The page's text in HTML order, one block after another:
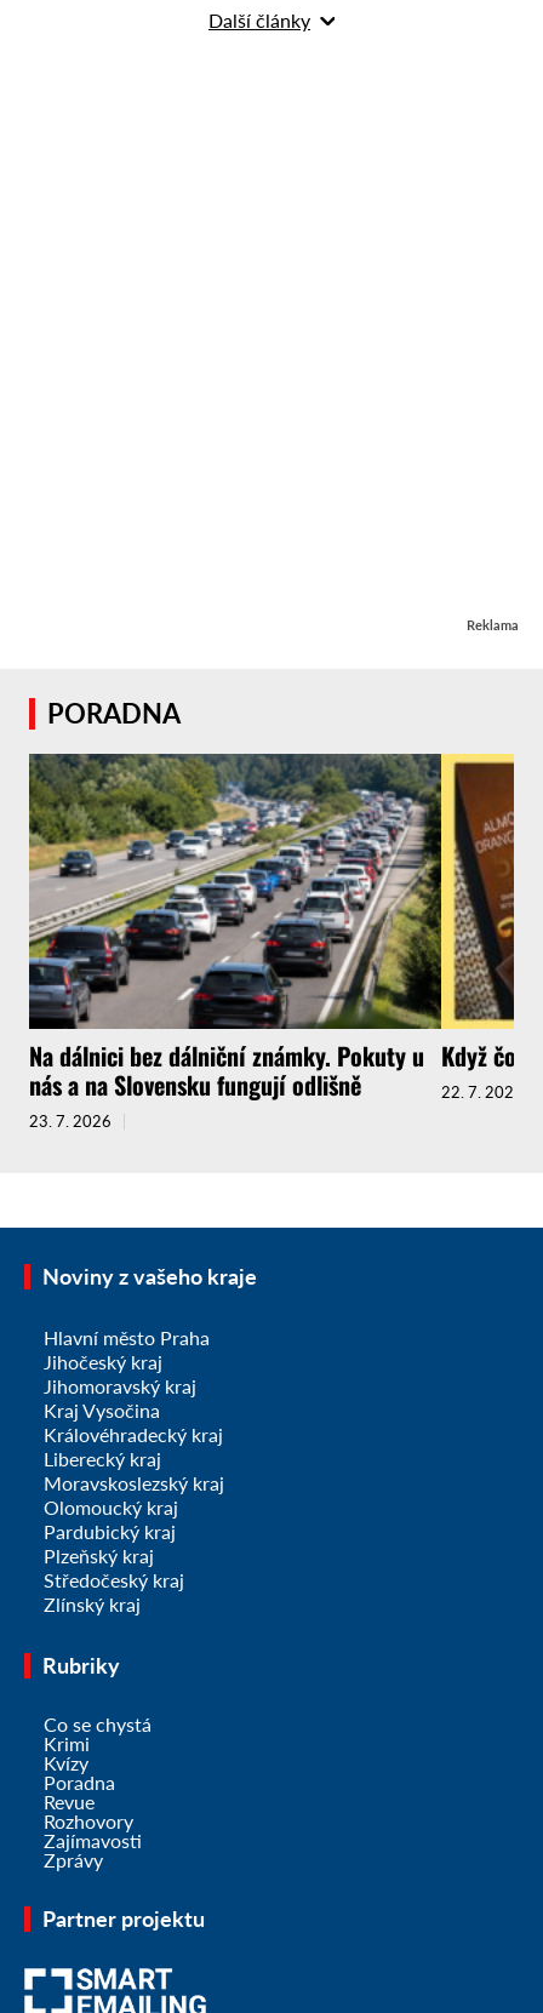
Další články
Reklama
PORADNA
Na dálnici bez dálniční známky. Pokuty u
nás a na Slovensku fungují odlišně
23. 7. 2026
Když
22. 7. 2026
Noviny z vašeho kraje
Hlavní město Praha
Jihočeský kraj
Jihomoravský kraj
Kraj Vysočina
Královéhradecký kraj
Liberecký kraj
Moravskoslezský kraj
Olomoucký kraj
Pardubický kraj
Plzeňský kraj
Středočeský kraj
Zlínský kraj
Rubriky
Co se chystá
Krimi
Kvízy
Poradna
Revue
Rozhovory
Zajímavosti
Zprávy
Partner projektu